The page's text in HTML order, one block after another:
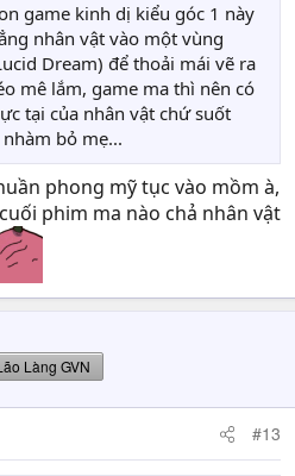
game kinh dị kiểu góc 1 này
nhân vật vào một vùng
Dream) để thoải mái vẽ ra
mê lắm, game ma thì nên có
tại của nhân vật chứ suốt
bỏ mẹ...
phong mỹ tục vào mồm à,
phim ma nào chả nhân vật
Làng GVN
#13